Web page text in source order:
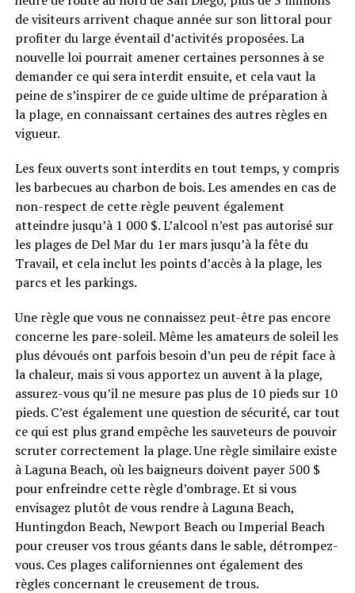
de visiteurs arrivent chaque année sur son littoral pour
profiter du large éventail d’activités proposées. La
nouvelle loi pourrait amener certaines personnes à se
demander ce qui sera interdit ensuite, et cela vaut la
peine de s’inspirer de ce guide ultime de préparation à
la plage, en connaissant certaines des autres règles en
vigueur.
Les feux ouverts sont interdits en tout temps, y compris
les barbecues au charbon de bois. Les amendes en cas de
non-respect de cette règle peuvent également
atteindre jusqu’à 1 000 $. L’alcool n’est pas autorisé sur
les plages de Del Mar du 1er mars jusqu’à la fête du
Travail, et cela inclut les points d’accès à la plage, les
parcs et les parkings.
Une règle que vous ne connaissez peut-être pas encore
concerne les pare-soleil. Même les amateurs de soleil les
plus dévoués ont parfois besoin d’un peu de répit face à
la chaleur, mais si vous apportez un auvent à la plage,
assurez-vous qu’il ne mesure pas plus de 10 pieds sur 10
pieds. C’est également une question de sécurité, car tout
ce qui est plus grand empêche les sauveteurs de pouvoir
scruter correctement la plage. Une règle similaire existe
à Laguna Beach, où les baigneurs doivent payer 500 $
pour enfreindre cette règle d’ombrage. Et si vous
envisagez plutôt de vous rendre à Laguna Beach,
Huntingdon Beach, Newport Beach ou Imperial Beach
pour creuser vos trous géants dans le sable, détrompez-
vous. Ces plages californiennes ont également des
règles concernant le creusement de trous.